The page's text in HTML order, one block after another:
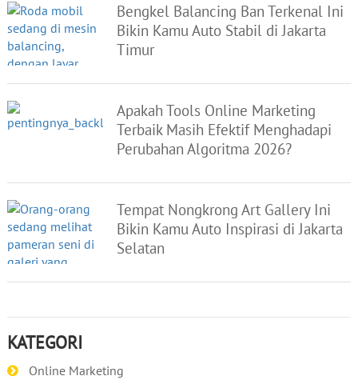
Bengkel Balancing Ban Terkenal Ini
Bikin Kamu Auto Stabil di Jakarta
Timur
Apakah Tools Online Marketing
Terbaik Masih Efektif Menghadapi
Perubahan Algoritma 2026?
Tempat Nongkrong Art Gallery Ini
Bikin Kamu Auto Inspirasi di Jakarta
Selatan
KATEGORI
Online Marketing